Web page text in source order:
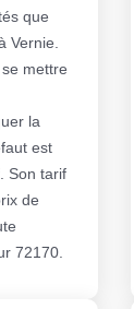
que
Vernie.
mettre
la
est
Son tarif
de
72170.